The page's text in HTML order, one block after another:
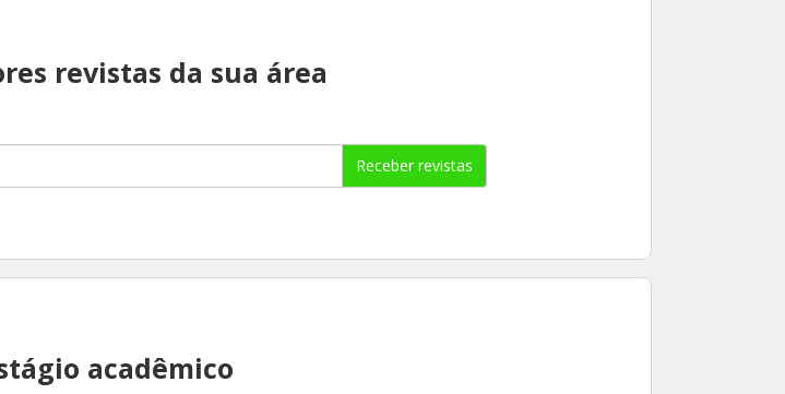
revistas da sua área
Receber revistas
acadêmico